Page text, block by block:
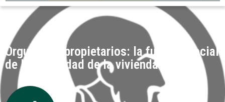
Orgullosos propietarios: la función social
de la propiedad de la vivienda